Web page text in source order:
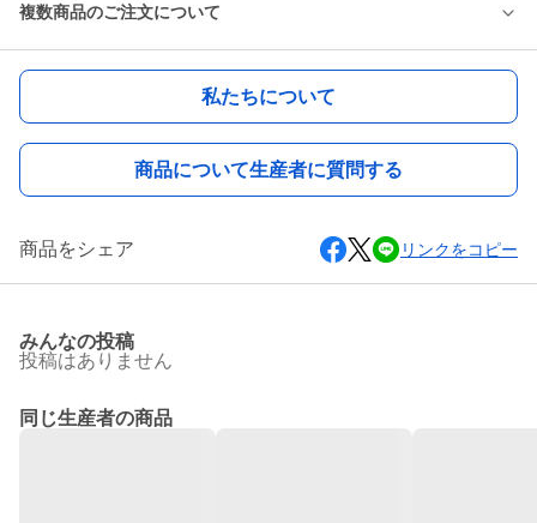
複数商品のご注文について
私たちについて
商品について生産者に質問する
商品をシェア リンクをコピー
みんなの投稿
投稿はありません
同じ生産者の商品